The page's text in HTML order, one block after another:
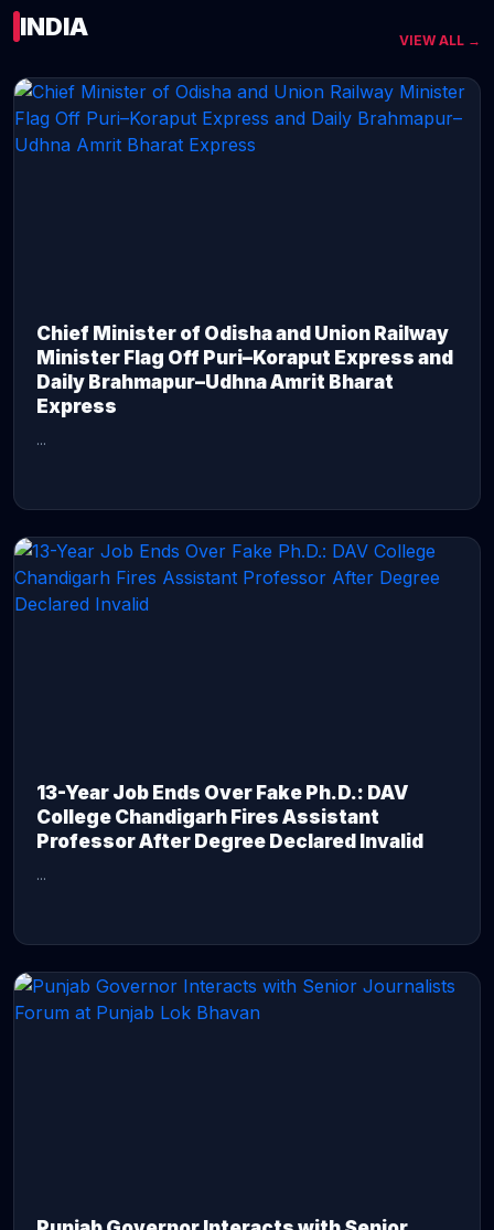
INDIA VIEW ALL →
Chief Minister of Odisha and Union Railway
Minister Flag Off Puri–Koraput Express and
Daily Brahmapur–Udhna Amrit Bharat
Express
...
13-Year Job Ends Over Fake Ph.D.: DAV
College Chandigarh Fires Assistant
Professor After Degree Declared Invalid
...